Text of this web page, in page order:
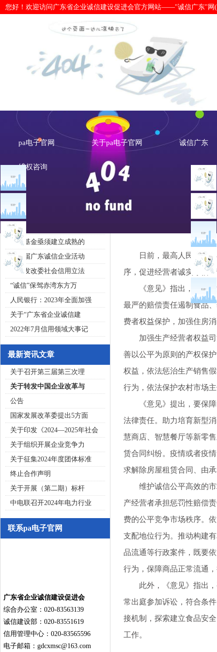
您好！欢迎访问广东省企业诚信建设促进会官方网站——"诚信广东"网
最高法：维护诚信公平高效市场秩
营-pa电子官网
pa电子官网 关于pa电子官网 诚信广东
维权咨询
文章点击排行
重大突发公共卫生事件一
2020广东省守合同重信用企
私募基金亟须建立成熟的
第五届广东诚信企业活动
国家发改委社会信用立法
“诚信”保驾赤湾东方万
人民银行：2023年全面加强
关于“广东省企业诚信建
2022年7月信用领域大事记
最新资讯文章
关于召开第三届第三次理
关于转发中国企业改革与
公告
国家发展改革委提出5方面
关于印发《2024—2025年社会
关于组织开展企业竞争力
关于征集2024年度团体标准
终止合作声明
关于开展（第二期）标杆
中电联召开2024年电力行业
联系pa电子官网
广东省企业诚信建设促进会
综合办公室：020-83563139
诚信建设部：020-83551619
信用管理中心：020-83565596
电子邮箱： gdcxmsc@163.com
诚信新闻
日前，最高人民法院发
序，促进经营者诚实守信
《意见》指出，要加强
最严的赔偿责任遏制食品
费者权益保护，加强住房
加强生产经营者权益司
善以公平为原则的产权保
权益，依法惩治生产销售
行为，依法保护农村市场
《意见》提出，要保障
法律责任。助力培育新型
慧商店、智慧餐厅等新零
赁合同纠纷。疫情或者疫
求解除房屋租赁合同、由
维护诚信公平高效的市
产经营者承担惩罚性赔偿
费的公平竞争市场秩序。
支配地位行为。推动构建
品流通等行政案件，既要
行为，保障商品正常流通
此外，《意见》指出，
常出庭参加诉讼，符合条
接机制，探索建立食品安
工作。